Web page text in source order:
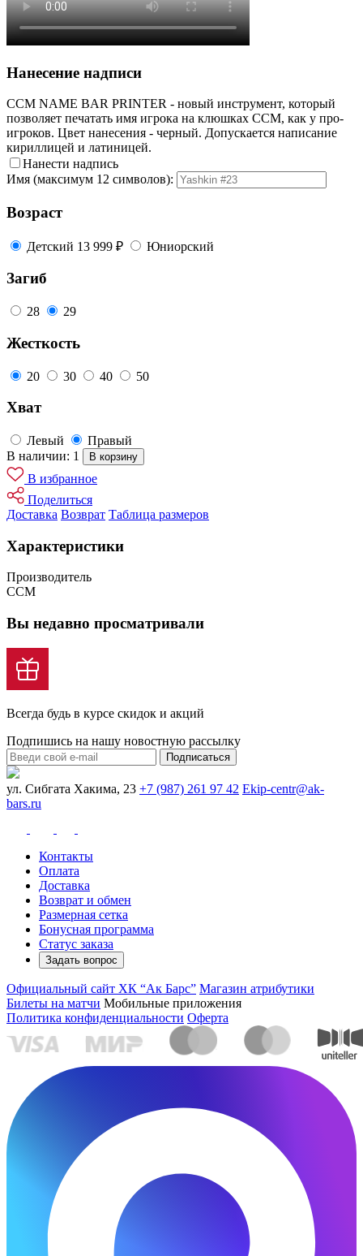
Нанесение надписи
CCM NAME BAR PRINTER - новый инструмент, который
позволяет печатать имя игрока на клюшках CCM, как у про-
игроков. Цвет нанесения - черный. Допускается написание
кириллицей и латиницей.
Нанести надпись
Имя (максимум 12 символов):
Возраст
Детский 13 999 ₽ Юниорский
Загиб
28 29
Жесткость
20 30 40 50
Хват
Левый
Правый
В наличии: 1
В корзину
В избранное
Поделиться
Доставка Возврат Таблица размеров
Характеристики
Производитель
CCM
Вы недавно просматривали
Всегда будь в курсе скидок и акций
Подпишись на нашу новостную рассылку
Подписаться
ул. Сибгата Хакима, 23 +7 (987) 261 97 42 Ekip-centr@ak-
bars.ru
Контакты
Оплата
Доставка
Возврат и обмен
Размерная сетка
Бонусная программа
Статус заказа
Задать вопрос
Официальный сайт ХК “Ак Барс” Магазин атрибутики
Билеты на матчи Мобильные приложения
Политика конфиденциальности Оферта